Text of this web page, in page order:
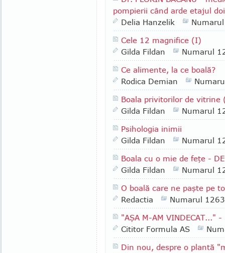
pompierii când arde etajul
Delia Hanzelik
Cele 12 magnifice (I)
Gilda Fildan
Numarul
Ce alimente, la ce boală?
Rodica Demian
Boala privitorilor de vitrine
Gilda Fildan
Numarul
Psihologia inimii
Gilda Fildan
Numarul
Boala cu o mie de feţe -
Gilda Fildan
Numarul
O boală care ne paşte pe
Redactia
Numarul 1263
"AŞA M-AM VINDECAT..."
Cititor Formula AS
Din nou, despre o plantă